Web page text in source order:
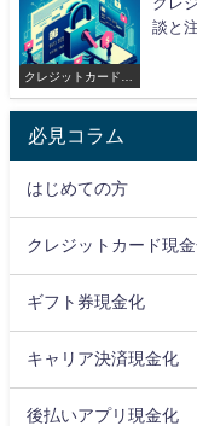
クレジットカード現
金化
クレ
談と
必見コラム
はじめての方
クレジットカード現
ギフト券現金化
キャリア決済現金化
後払いアプリ現金化